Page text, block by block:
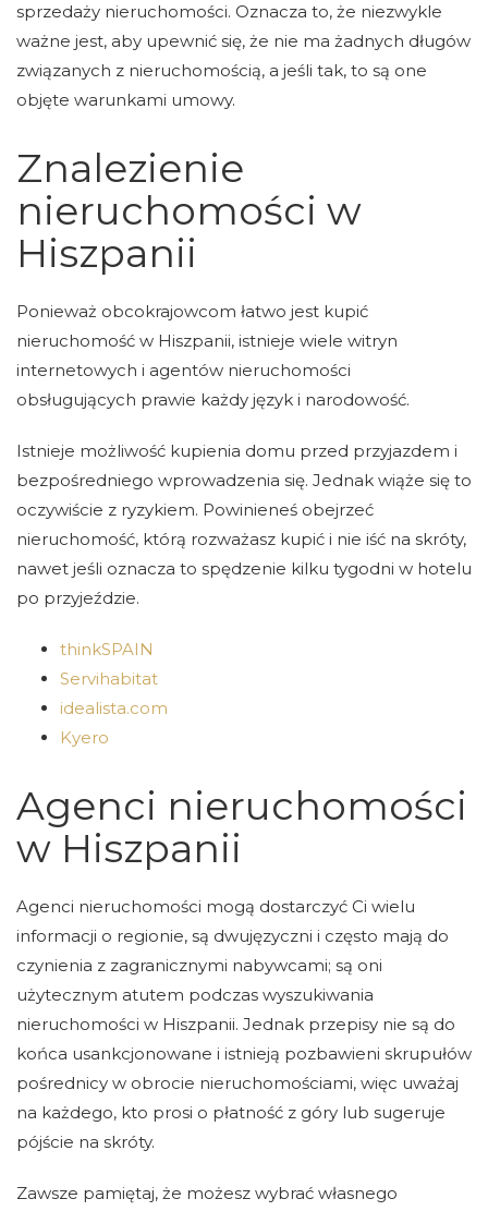
sprzedaży nieruchomości. Oznacza to, że niezwykle
ważne jest, aby upewnić się, że nie ma żadnych długów
związanych z nieruchomością, a jeśli tak, to są one
objęte warunkami umowy.
Znalezienie
nieruchomości w
Hiszpanii
Ponieważ obcokrajowcom łatwo jest kupić
nieruchomość w Hiszpanii, istnieje wiele witryn
internetowych i agentów nieruchomości
obsługujących prawie każdy język i narodowość.
Istnieje możliwość kupienia domu przed przyjazdem i
bezpośredniego wprowadzenia się. Jednak wiąże się to
oczywiście z ryzykiem. Powinieneś obejrzeć
nieruchomość, którą rozważasz kupić i nie iść na skróty,
nawet jeśli oznacza to spędzenie kilku tygodni w hotelu
po przyjeździe.
thinkSPAIN
Servihabitat
idealista.com
Kyero
Agenci nieruchomości
w Hiszpanii
Agenci nieruchomości mogą dostarczyć Ci wielu
informacji o regionie, są dwujęzyczni i często mają do
czynienia z zagranicznymi nabywcami; są oni
użytecznym atutem podczas wyszukiwania
nieruchomości w Hiszpanii. Jednak przepisy nie są do
końca usankcjonowane i istnieją pozbawieni skrupułów
pośrednicy w obrocie nieruchomościami, więc uważaj
na każdego, kto prosi o płatność z góry lub sugeruje
pójście na skróty.
Zawsze pamiętaj, że możesz wybrać własnego